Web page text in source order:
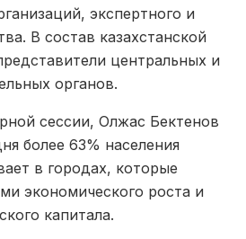
экспертного и
В состав казахстанской
центральных и
органов.
сессии, Олжас Бектенов
более 63% населения
в городах, которые
экономического роста и
капитала.